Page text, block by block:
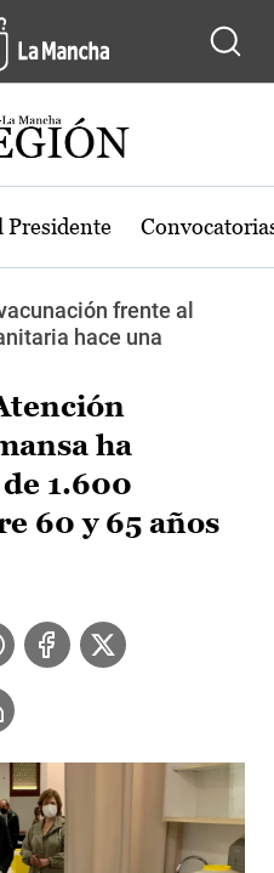
Presidente
frente al
hace una
ha
1.600
60 y 65 años